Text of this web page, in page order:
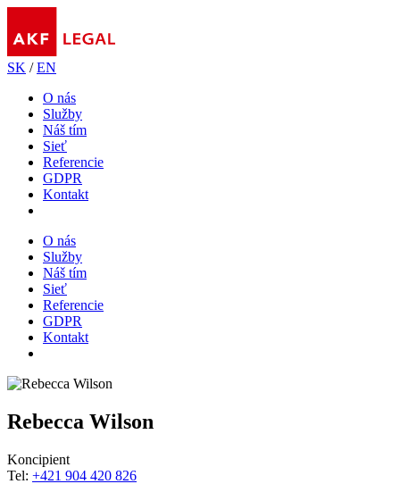
SK / EN
O nás
Služby
Náš tím
Sieť
Referencie
GDPR
Kontakt
O nás
Služby
Náš tím
Sieť
Referencie
GDPR
Kontakt
Rebecca Wilson
Koncipient
Tel: +421 904 420 826